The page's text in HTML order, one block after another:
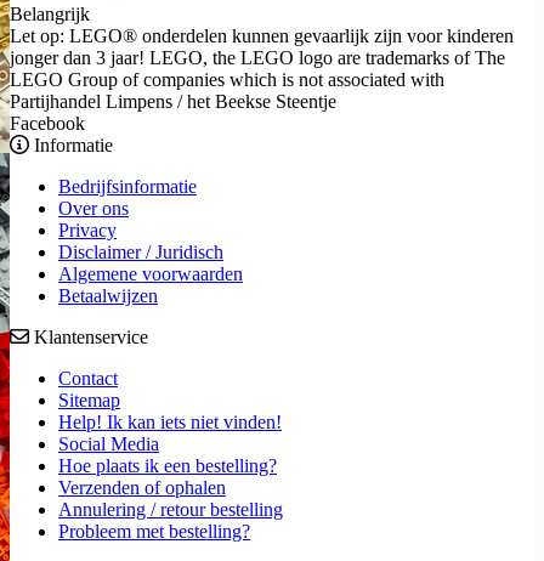
Belangrijk
Let op: LEGO® onderdelen kunnen gevaarlijk zijn voor kinderen
jonger dan 3 jaar! LEGO, the LEGO logo are trademarks of The
LEGO Group of companies which is not associated with
Partijhandel Limpens / het Beekse Steentje
Facebook
Informatie
Bedrijfsinformatie
Over ons
Privacy
Disclaimer / Juridisch
Algemene voorwaarden
Betaalwijzen
Klantenservice
Contact
Sitemap
Help! Ik kan iets niet vinden!
Social Media
Hoe plaats ik een bestelling?
Verzenden of ophalen
Annulering / retour bestelling
Probleem met bestelling?